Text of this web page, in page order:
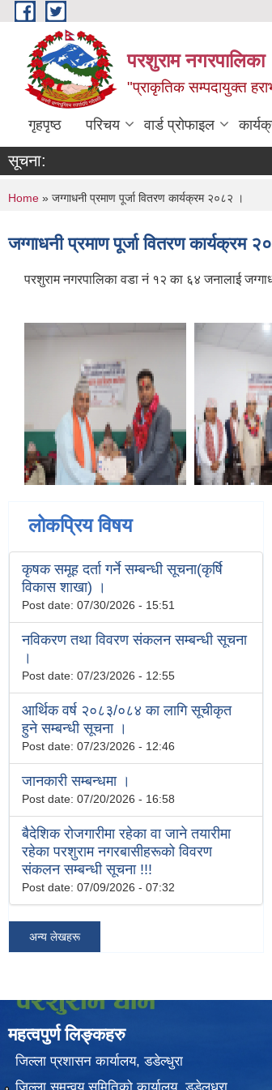
Skip to main content
परशुराम नगरपालिका
"प्राकृतिक सम्पदायुक्त
गृहपृष्ठ परिचय वार्ड प्रोफाइल
सूचना:
You are here
Home » जग्गाधनी प्रमाण पूर्जा वितरण कार्यक्रम २०८२ ।
जग्गाधनी प्रमाण पूर्जा वितरण कार्यक्रम
परशुराम नगरपालिका वडा नं १२ का ६४ जनालाई
लोकप्रिय विषय
कृषक समूह दर्ता गर्ने सम्बन्धी सूचना(कृर्षि
विकास शाखा) ।
Post date: 07/30/2026 - 15:51
नविकरण तथा विवरण संकलन सम्बन्धी सूचना
।
Post date: 07/23/2026 - 12:55
आर्थिक वर्ष २०८३/०८४ का लागि सूचीकृत
हुने सम्बन्धी सूचना ।
Post date: 07/23/2026 - 12:46
जानकारी सम्बन्धमा ।
Post date: 07/20/2026 - 16:58
बैदेशिक रोजगारीमा रहेका वा जाने तयारीमा
रहेका परशुराम नगरबासीहरूको विवरण
संकलन सम्बन्धी सूचना !!!
Post date: 07/09/2026 - 07:32
अन्य लेखहरू
महत्वपुर्ण लिङ्कहरु
जिल्ला प्रशासन कार्यालय, डडेल्धुरा